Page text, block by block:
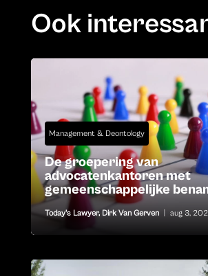
Ook
Management & Deontology
De groepering van
advocatenkantoren met
gemeenschappelijke
Today's Lawyer, Dirk Van Gerven aug 3,